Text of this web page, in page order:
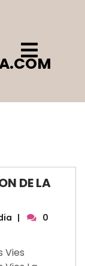
Open
Menu
DE LA
|
0
Vies